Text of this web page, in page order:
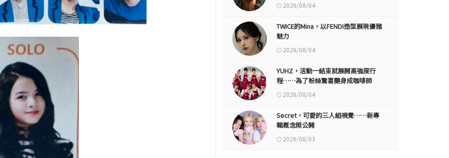
2026/08/04
TWICE的Mina，以FENDI造型展現優雅
魅力
2026/08/04
YUHZ，活動一結束就展開高強度行
程……為了粉絲驚喜變身成咖啡師
2026/08/04
Secret，可愛的三人組視覺……新專
輯概念照公開
2026/08/03